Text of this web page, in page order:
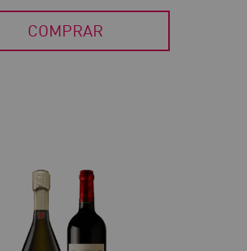
COMPRAR